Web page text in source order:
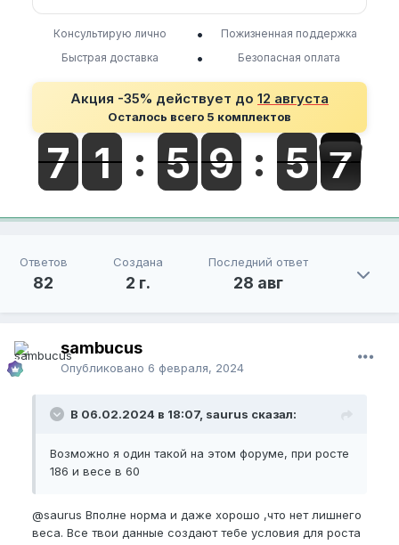
Консультирую лично •
Пожизненная поддержка
Быстрая доставка
• Безопасная оплата
Акция -35% действует до 12 августа
Осталось всего 5 комплектов
Ответов
82
Создана
2 г.
Последний ответ
28 авг
sambucus
Опубликовано 6 февраля, 2024
В 06.02.2024 в 18:07, saurus сказал:
Возможно я один такой на этом форуме, при росте
186 и весе в 60
@saurus Вполне норма и даже хорошо ,что нет лишнего
веса. Все твои данные создают тебе условия для роста